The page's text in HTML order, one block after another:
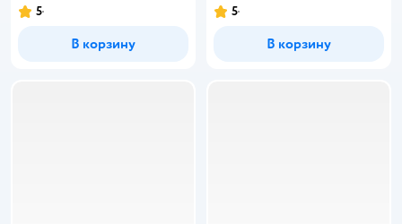
5
В корзину
5
В корзину